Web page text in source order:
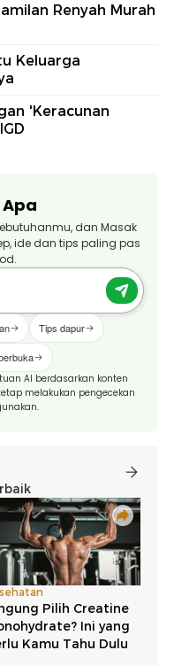
Renyah Murah
Keluarga
'Keracunan
dan Masak
ide dan tips paling pas
Tips dapur
AI berdasarkan konten
melakukan pengecekan